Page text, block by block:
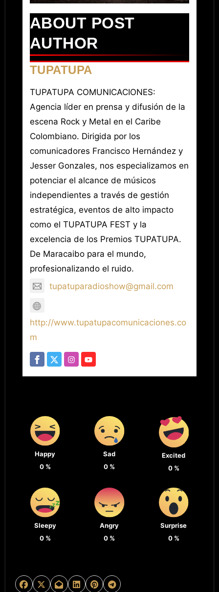
ABOUT POST
AUTHOR
TUPATUPA
TUPATUPA COMUNICACIONES:
Agencia líder en prensa y difusión de la
escena Rock y Metal en el Caribe
Colombiano. Dirigida por los
comunicadores Francisco Hernández y
Jesser Gonzales, nos especializamos en
potenciar el alcance de músicos
independientes a través de gestión
estratégica, eventos de alto impacto
como el TUPATUPA FEST y la
excelencia de los Premios TUPATUPA.
De Maracaibo para el mundo,
profesionalizando el ruido.
tupatuparadioshow@gmail.com
http://www.tupatupacomunicaciones.co
m
Happy
0%
Sad
0 %
Excited
0%
Sleepy
0%
Angry
0 %
Surprise
0%